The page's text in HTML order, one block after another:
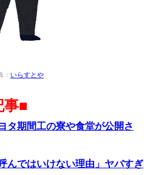
： いらすとや
事■
タ期間工の寮や食堂が公開さ
んではいけない理由」ヤバすぎ